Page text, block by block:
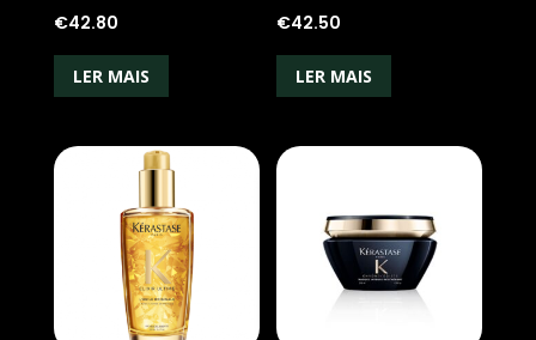
€42.80
LER MAIS
€42.50
LER MAIS